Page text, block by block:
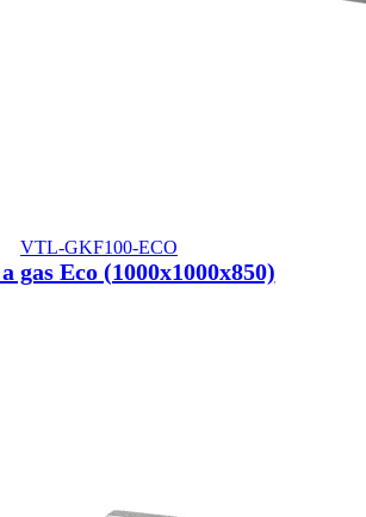
VTL-GKF100-ECO
gas Eco (1000x1000x850)